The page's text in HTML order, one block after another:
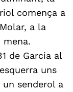
comença a
a la
de Garcia al
uns
senderol a